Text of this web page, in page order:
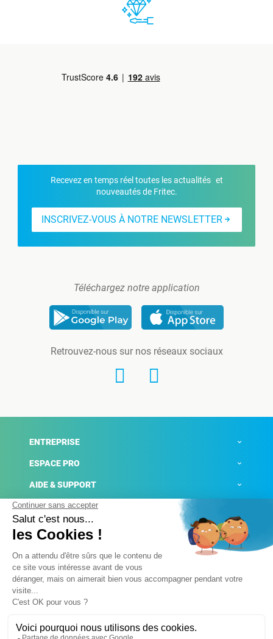
Recevez en temps réel toutes les actualités et
nouveautés de Fritec.
INSCRIVEZ-VOUS À NOTRE NEWSLETTER
Téléchargez notre application
Retrouvez-nous sur nos réseaux sociaux
ENTREPRISE
ESPACE PRO
AIDE & SUPPORT
ACTUALITÉS
Mentions légales
Conditions générales de ventes